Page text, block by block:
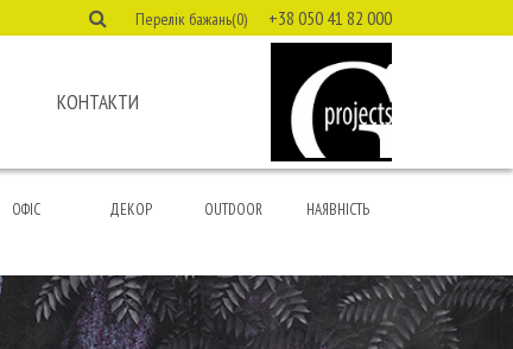
Перелік бажань(0) +38 050 41 82 000
КОНТАКТИ
ОФІС ДЕКОР OUTDOOR НАЯВНІСТЬ